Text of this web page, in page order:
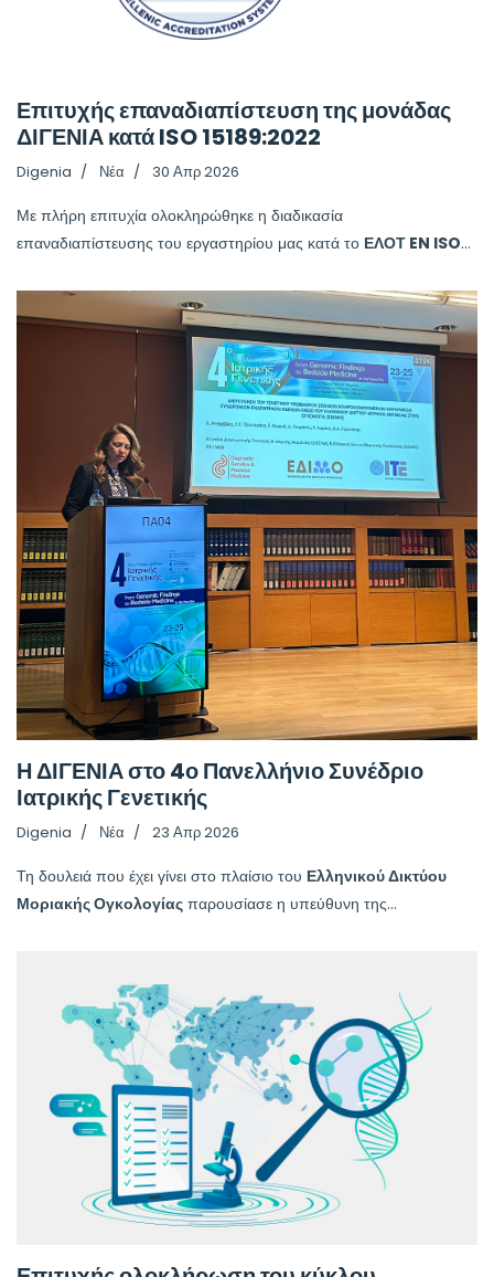
Επιτυχής επαναδιαπίστευση της μονάδας
ΔΙΓΕΝΙΑ κατά ISO 15189:2022
Digenia Νέα 30 Απρ 2026
Με πλήρη επιτυχία ολοκληρώθηκε η διαδικασία
επαναδιαπίστευσης του εργαστηρίου μας κατά το ΕΛΟΤ EN ISO...
Η ΔΙΓΕΝΙΑ στο 4ο Πανελλήνιο Συνέδριο
Ιατρικής Γενετικής
Digenia Νέα 23 Απρ 2026
Τη δουλειά που έχει γίνει στο πλαίσιο του Ελληνικού Δικτύου
Μοριακής Ογκολογίας παρουσίασε η υπεύθυνη της...